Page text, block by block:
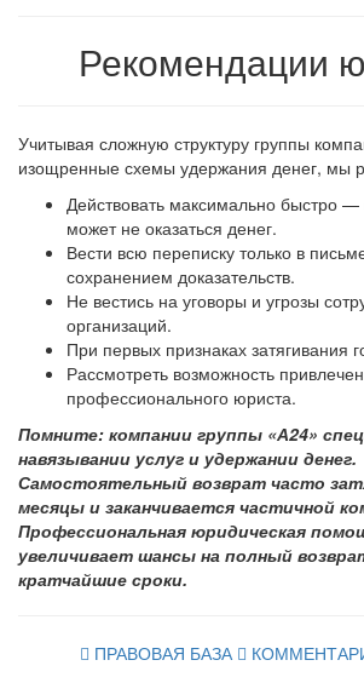
Рекомендации
Учитывая сложную структуру группы
изощренные схемы удержания денег, мы
Действовать максимально быстро —
может не оказаться денег.
Вести всю переписку только в
сохранением доказательств.
Не вестись на уговоры и угрозы
организаций.
При первых признаках затягивания
Рассмотреть возможность
профессионального юриста.
Помните: компании группы «А24»
навязывании услуг и удержании денег.
Самостоятельный возврат часто
месяцы и заканчивается частичной
Профессиональная юридическая
увеличивает шансы на полный
кратчайшие сроки.
ПРАВОВАЯ БАЗА